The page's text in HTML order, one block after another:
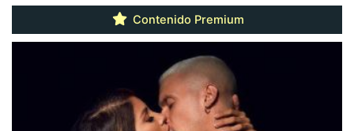
Contenido Premium